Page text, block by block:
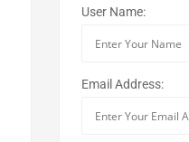
User Name:
Email Address: